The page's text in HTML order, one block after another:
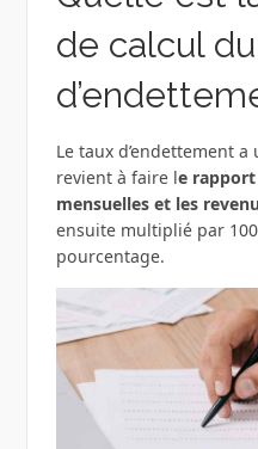
de calcul
Le taux d’endettement
revient à faire le
mensuelles et les
ensuite multiplié par
pourcentage.